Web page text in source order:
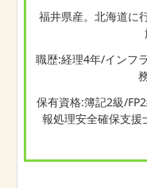
福井県産。北海道に
職歴:経理4年/インフ
保有資格:簿記2級/
報処理安全確保支援